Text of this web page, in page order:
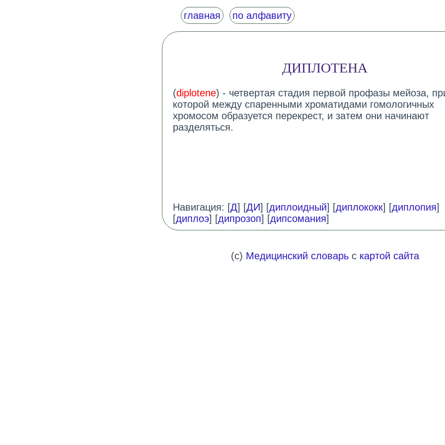
главная по алфавиту
ДИПЛОТЕНА
(diplotene) - четвертая стадия первой профазы мейоза,
которой между спаренными хроматидами гомологичных
хромосом образуется перекрест, и затем они начинают
разделяться.
Навигация: [Д] [ДИ] [диплоидный] [диплококк] [диплопия]
[диплоэ] [дипрозоп] [дипсомания]
(c) Медицинский словарьс картой сайта